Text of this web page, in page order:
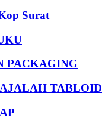
Surat
PACKAGING
TABLOID